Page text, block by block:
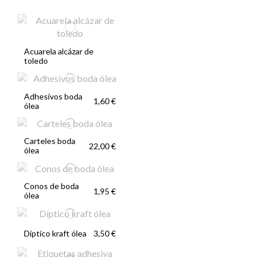
Acuarela alcázar de
toledo
Adhesivos boda
ólea
1,60 €
Carteles boda
ólea
22,00 €
Conos de boda
ólea
1,95 €
Díptico kraft ólea 3,50 €